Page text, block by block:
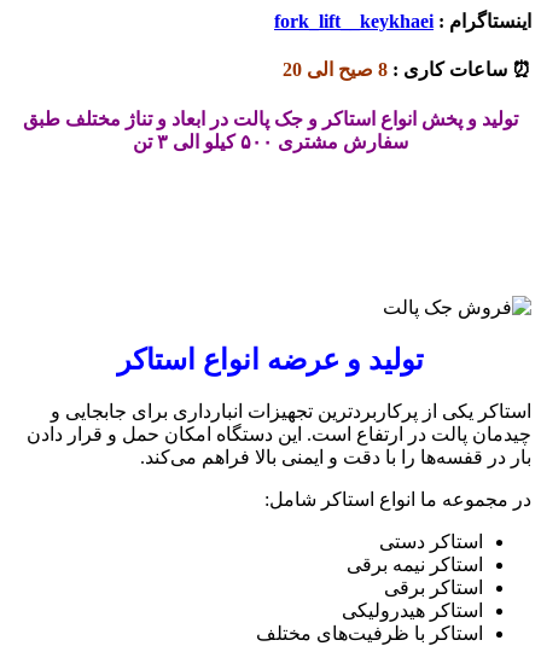
اینستاگرام : fork_lift__keykhaei
⏰ ساعات کاری : 8 صیح الی 20
تولید و پخش انواع استاکر و جک پالت در ابعاد و تناژ مختلف طبق
سفارش مشتری ۵۰۰ کیلو الی ۳ تن
تولید و عرضه انواع استاکر
استاکر یکی از پرکاربردترین تجهیزات انبارداری برای جابجایی و
چیدمان پالت در ارتفاع است. این دستگاه امکان حمل و قرار دادن
بار در قفسه‌ها را با دقت و ایمنی بالا فراهم می‌کند.
در مجموعه ما انواع استاکر شامل:
استاکر دستی
استاکر نیمه برقی
استاکر برقی
استاکر هیدرولیکی
استاکر با ظرفیت‌های مختلف